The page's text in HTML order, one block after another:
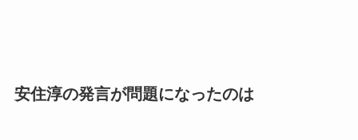
安住淳の発言が問題になったのは